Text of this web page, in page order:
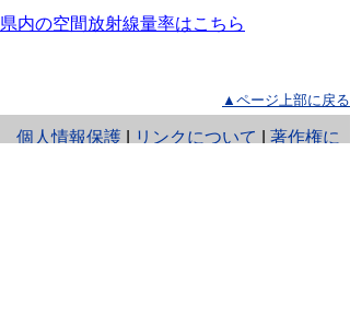
県内の空間放射線量率はこちら
▲ページ上部に戻る
個人情報保護
と
リンクについて
著作権に